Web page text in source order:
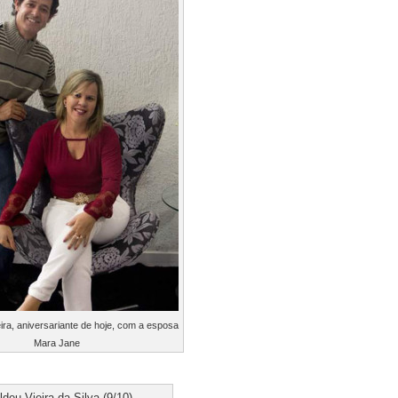
aniversariante de hoje, com a esposa
Mara Jane